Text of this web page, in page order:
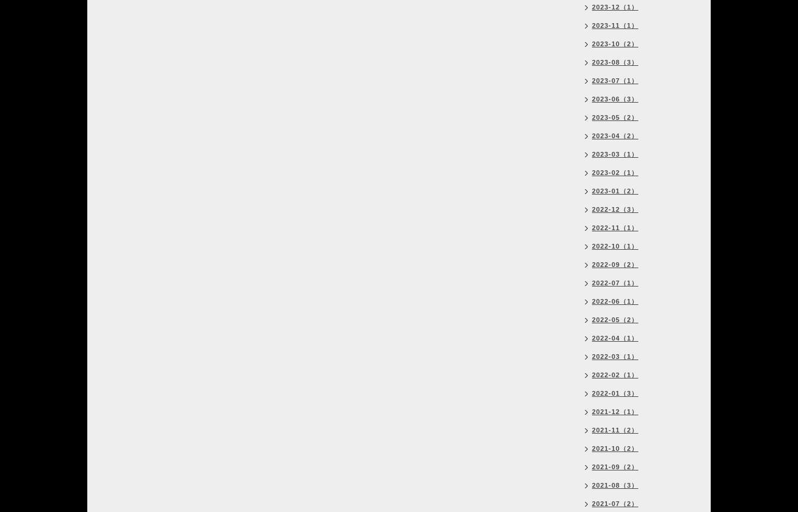
2023-12（1）
2023-11（1）
2023-10（2）
2023-08（3）
2023-07（1）
2023-06（3）
2023-05（2）
2023-04（2）
2023-03（1）
2023-02（1）
2023-01（2）
2022-12（3）
2022-11（1）
2022-10（1）
2022-09（2）
2022-07（1）
2022-06（1）
2022-05（2）
2022-04（1）
2022-03（1）
2022-02（1）
2022-01（3）
2021-12（1）
2021-11（2）
2021-10（2）
2021-09（2）
2021-08（3）
2021-07（2）